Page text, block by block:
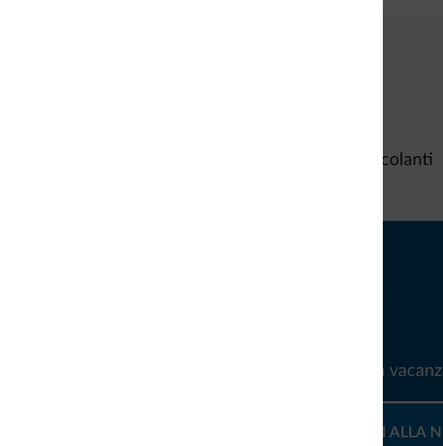
Richieste non vincolanti
dalle Dolomiti
informazioni, offerte esclusive e news per la tua
ISCRIVITI ALLA